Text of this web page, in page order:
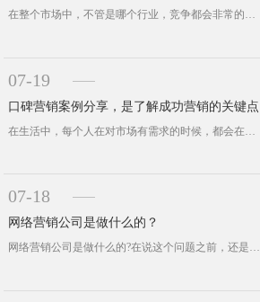
在整个市场中，不管是哪个行业，竞争都会非常的激烈，但是有一些品牌即使是过了几十年上百年还是一如既往的在行业中拥有着非常大的影响···
07-19
口碑营销案例分享，是了解成功营销的关键点
07-18
网络营销公司是做什么的？
网络营销公司是做什么的?在说这个问题之前，还是要明确一下关于网络营销的含义，那么何为网络营销呢?所谓网络营销，就是网上营销或电···